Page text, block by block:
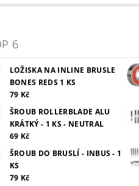
6
LOŽISKA NA INLINE BRUSLE
BONES REDS 1 KS
79 Kč
ŠROUB ROLLERBLADE ALU
KRÁTKÝ - 1 KS - NEUTRAL
69 Kč
ŠROUB DO BRUSLÍ - INBUS - 1
KS
79 Kč